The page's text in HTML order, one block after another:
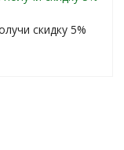
скидку 5%